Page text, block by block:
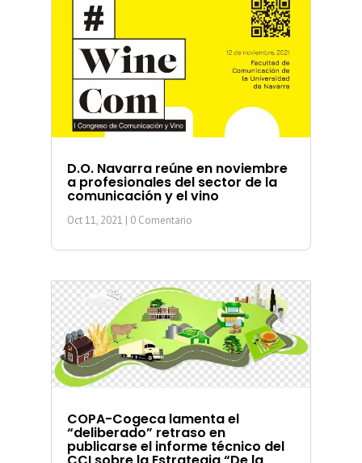
D.O. Navarra reúne en noviembre
a profesionales del sector de la
comunicación y el vino
Oct 11, 2021 | 0 Comentario
COPA-Cogeca lamenta el
“deliberado” retraso en
publicarse el informe técnico del